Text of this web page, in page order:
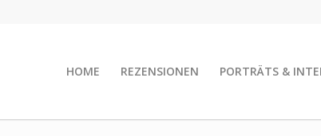
HOME REZENSIONEN PORTRÄTS &